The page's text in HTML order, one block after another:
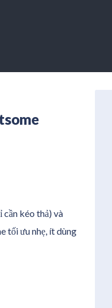
kéo thả) và
tối ưu nhẹ, ít dùng